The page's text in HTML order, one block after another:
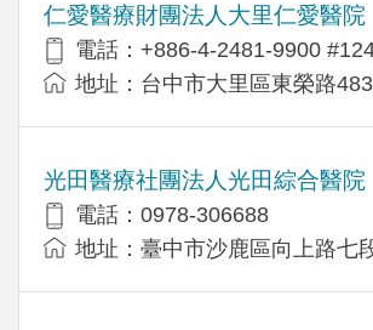
仁愛醫療財團法人大里仁愛醫院
電話：+886-4-2481-9900
地址：台中市大里區東榮路
光田醫療社團法人光田綜合醫院
電話：0978-306688
地址：臺中市沙鹿區向上路七